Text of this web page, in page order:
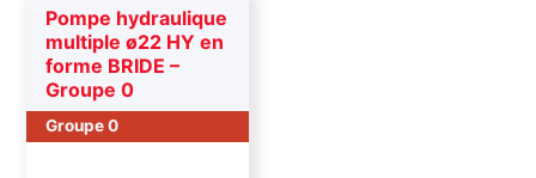
Pompe hydraulique
multiple ø22 HY en
forme BRIDE –
Groupe 0
Groupe 0